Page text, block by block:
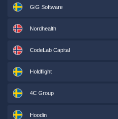
GiG Software
Nordhealth
CodeLab Capital
Holdflight
4C Group
Hoodin